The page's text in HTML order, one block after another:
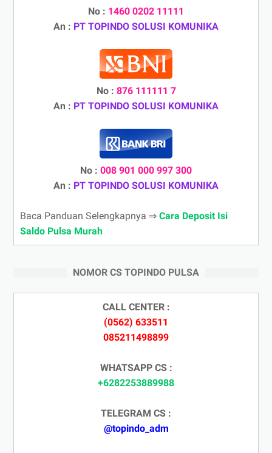
No : 1460 0202 11111
An : PT TOPINDO SOLUSI KOMUNIKA
No : 876 111111 7
An : PT TOPINDO SOLUSI KOMUNIKA
No : 008 901 000 997 300
An : PT TOPINDO SOLUSI KOMUNIKA
Baca Panduan Selengkapnya ⇒ Cara Deposit Isi
Saldo Pulsa Murah
NOMOR CS TOPINDO PULSA
CALL CENTER :
(0562) 633511
085211498899
WHATSAPP CS :
+6282253889988
TELEGRAM CS :
@topindo_adm